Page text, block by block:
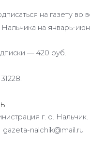
на газету во
на январь-
— 420 руб.
г. о. Нальчик.
gazeta-nalchik@mail.ru